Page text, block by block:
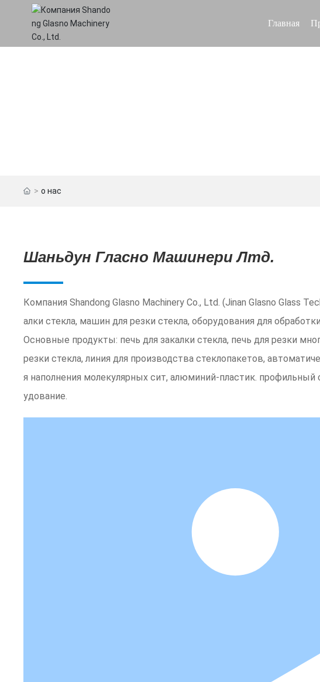
Главная
о нас
Шаньдун Гласно Машинери Лтд.
Компания Shandong Glasno Machinery Co., Ltd. (Jinan Glasno Glass
алки стекла, машин для резки стекла, оборудования для
Основные продукты: печь для закалки стекла, печь для резки
резки стекла, линия для производства стеклопакетов,
я наполнения молекулярных сит, алюминий-пластик.
удование.